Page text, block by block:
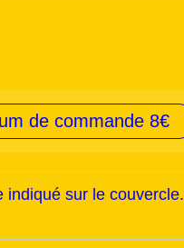
de commande 8€
sur le